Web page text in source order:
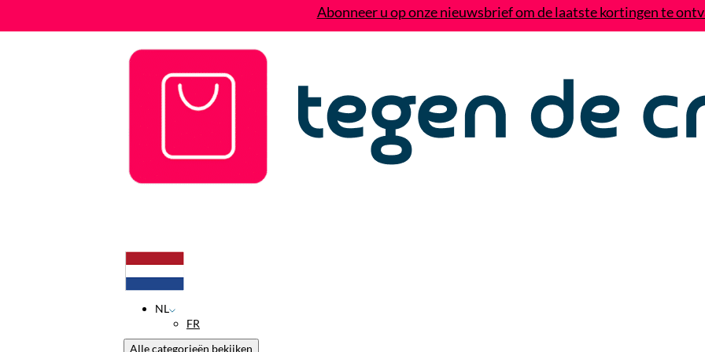
Abonneer u op onze nieuwsbrief om de laatste kortingen te
NL
FR
Alle categorieën bekijken